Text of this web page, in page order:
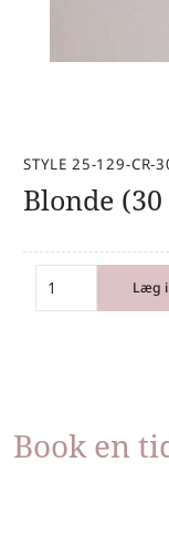
STYLE 25-129-CR-
Blonde
Læg
Book en